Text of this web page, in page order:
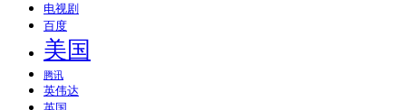
电视剧
百度
美国
腾讯
英伟达